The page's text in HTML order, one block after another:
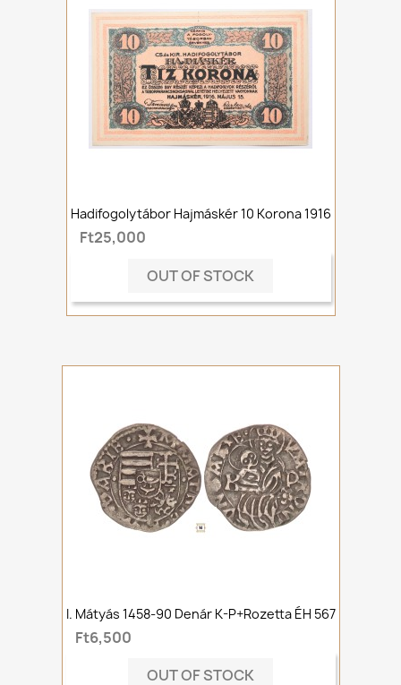
Hadifogolytábor Hajmáskér 10 Korona 1916
Ft25,000
OUT OF STOCK
I. Mátyás 1458-90 Denár K-P+rozetta ÉH 567
Ft6,500
OUT OF STOCK